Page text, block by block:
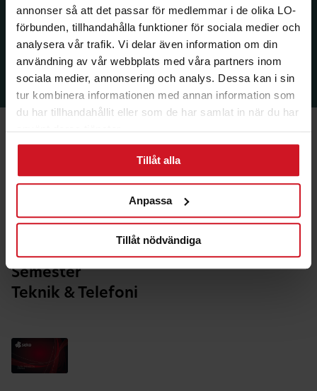
annonser så att det passar för medlemmar i de olika LO-
förbunden, tillhandahålla funktioner för sociala medier och
analysera vår trafik. Vi delar även information om din
användning av vår webbplats med våra partners inom
sociala medier, annonsering och analys. Dessa kan i sin
tur kombinera informationen med annan information som
du har tillhandahållit eller som de har samlat in när du har
använt deras tjänster.
Tillåt alla
Anpassa
Tillåt nödvändiga
Ekonomi & Försäkring
Nöje
Semester
Teknik & Telefoni